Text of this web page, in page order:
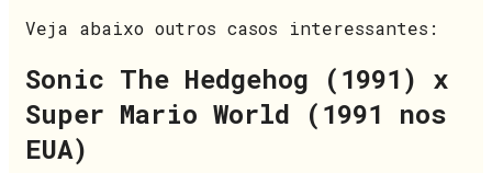
Veja abaixo outros casos interessantes:
Sonic The Hedgehog (1991) x
Super Mario World (1991 nos
EUA)